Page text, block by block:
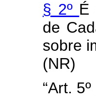
§ 2º É
de
sobre
(NR)
“Art.